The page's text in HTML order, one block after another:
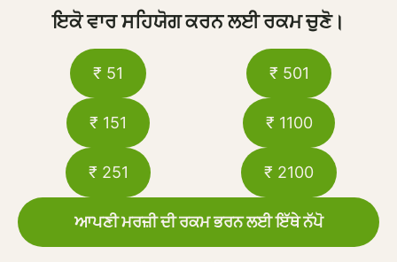
ਇਕੋ ਵਾਰ ਸਹਿਯੋਗ ਕਰਨ ਲਈ ਰਕਮ ਚੁਣੋ।
₹ 51
₹ 151
₹ 251
₹ 501
₹ 1100
₹ 2100
ਆਪਣੀ ਮਰਜ਼ੀ ਦੀ ਰਕਮ ਭਰਨ ਲਈ ਇੱਥੇ ਨੱਪੋ